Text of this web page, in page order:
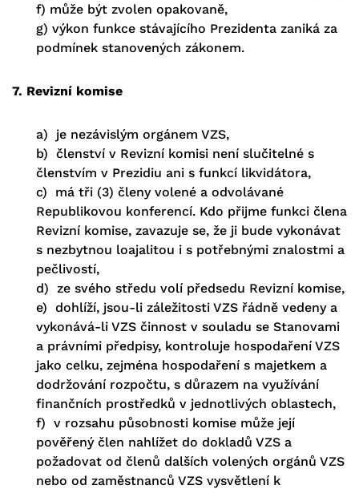
f) může být zvolen opakovaně,
g) výkon funkce stávajícího Prezidenta zaniká za
podmínek stanovených zákonem.
7. Revizní komise
a) je nezávislým orgánem VZS,
b) členství v Revizní komisi není slučitelné s
členstvím v Prezidiu ani s funkcí likvidátora,
c) má tři (3) členy volené a odvolávané
Republikovou konferencí. Kdo přijme funkci člena
Revizní komise, zavazuje se, že ji bude vykonávat
s nezbytnou loajalitou i s potřebnými znalostmi a
pečlivostí,
d) ze svého středu volí předsedu Revizní komise,
e) dohlíží, jsou-li záležitosti VZS řádně vedeny a
vykonává-li VZS činnost v souladu se Stanovami
a právními předpisy, kontroluje hospodaření VZS
jako celku, zejména hospodaření s majetkem a
dodržování rozpočtu, s důrazem na využívání
finančních prostředků v jednotlivých oblastech,
f) v rozsahu působnosti komise může její
pověřený člen nahlížet do dokladů VZS a
požadovat od členů dalších volených orgánů VZS
nebo od zaměstnanců VZS vysvětlení k